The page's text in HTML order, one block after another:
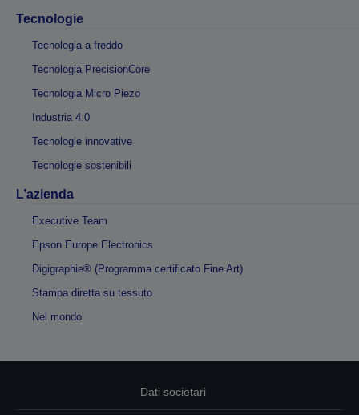
Tecnologie
Tecnologia a freddo
Tecnologia PrecisionCore
Tecnologia Micro Piezo
Industria 4.0
Tecnologie innovative
Tecnologie sostenibili
L’azienda
Executive Team
Epson Europe Electronics
Digigraphie® (Programma certificato Fine Art)
Stampa diretta su tessuto
Nel mondo
Dati societari